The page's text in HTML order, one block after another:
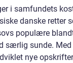
i samfundets
danske retter
populære
særlig sunde. Med
nye